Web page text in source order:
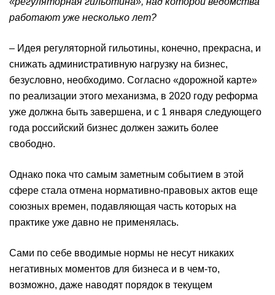
работают уже несколько лет?
– Идея регуляторной гильотины, конечно, прекрасна, и
снижать административную нагрузку на бизнес,
безусловно, необходимо. Согласно «дорожной карте»
по реализации этого механизма, в 2020 году реформа
уже должна быть завершена, и с 1 января следующего
года российский бизнес должен зажить более
свободно.
Однако пока что самым заметным событием в этой
сфере стала отмена нормативно-правовых актов еще
союзных времен, подавляющая часть которых на
практике уже давно не применялась.
Сами по себе вводимые нормы не несут никаких
негативных моментов для бизнеса и в чем-то,
возможно, даже наводят порядок в текущем